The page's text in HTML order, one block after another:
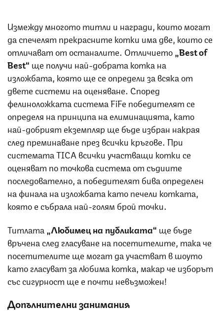
Измежду многото титли и награди, които могат
да спечелят прекрасните котки има две, които се
отличават от останалите. Отличието „Best of
Best“ ще получи най-добрата котка на
изложбата, която ще се определи за всяка от
двете системи на оценяване. Според
фелиноложката система FiFe победителят се
определя на принципа на елиминацията, като
най-добрият екземпляр ще бъде избран накрая
след преминаване през всички кръгове. При
системата TICA всички участващи котки се
оценяват по точкова система от съдиите
последователно, а победителят бива определен
на финала на изложбата като печели котката,
която е събрала най-голям брой точки.
Титлата „Любимец на публиката“ ще бъде
връчена след гласуване на посетителите, така че
посетителите ще могат да участват в шоуто
като гласуват за любима котка, макар че изборът
със сигурност ще е почти невъзможен!
Допълнителни занимания